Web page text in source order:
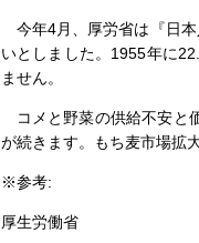
今年4月、厚労省は『日本
いとしました。1955年に
ません。
コメと野菜の供給不安と
が続きます。もち麦市場拡
※参考:
厚生労働省